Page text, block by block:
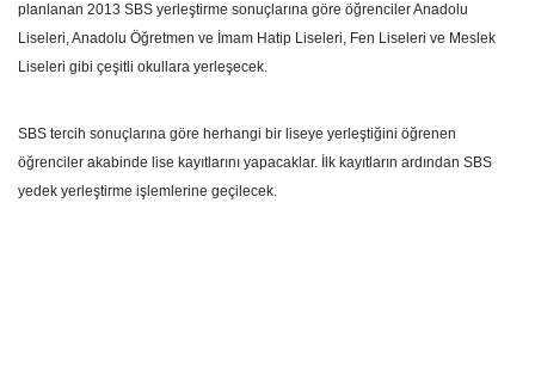
planlanan 2013 SBS yerleştirme sonuçlarına göre öğrenciler Anadolu
Liseleri, Anadolu Öğretmen ve İmam Hatip Liseleri, Fen Liseleri ve Meslek
Liseleri gibi çeşitli okullara yerleşecek.
SBS tercih sonuçlarına göre herhangi bir liseye yerleştiğini öğrenen
öğrenciler akabinde lise kayıtlarını yapacaklar. İlk kayıtların ardından SBS
yedek yerleştirme işlemlerine geçilecek.